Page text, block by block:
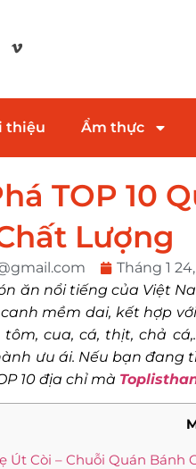
thiệu Ẩm thực
TOP 10
Lượng
Tháng 1
ăn nổi tiếng của Việt
mềm dai, kết hợp
cua, cá, thịt, chả
ưu ái. Nếu bạn đang
10 địa chỉ mà
Út Còi – Chuỗi Quán Bánh